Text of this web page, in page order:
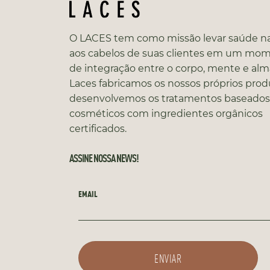
O LACES tem como missão levar saúde
aos cabelos de suas clientes em um
de integração entre o corpo, mente e
Laces fabricamos os nossos próprios
desenvolvemos os tratamentos
cosméticos com ingredientes orgânicos
certificados.
ASSINE NOSSA NEWS!
EMAIL